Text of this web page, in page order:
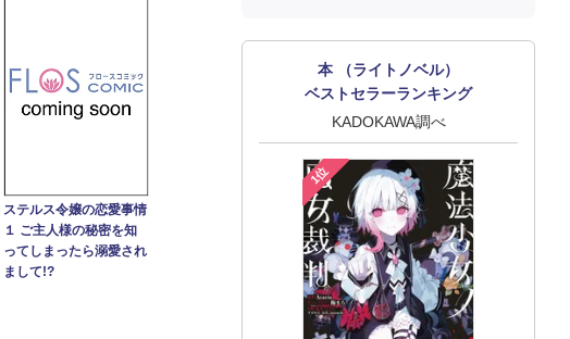
本 （ライトノベル）
ベストセラーランキング
KADOKAWA調べ
1位
ステルス令嬢の恋愛事情
１ ご主人様の秘密を知
ってしまったら溺愛され
まして!?